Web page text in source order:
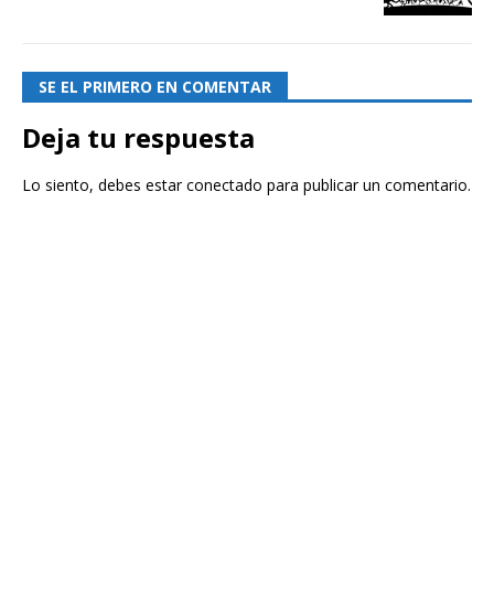
SE EL PRIMERO EN COMENTAR
Deja tu respuesta
Lo siento, debes estarconectado para publicar un comentario.